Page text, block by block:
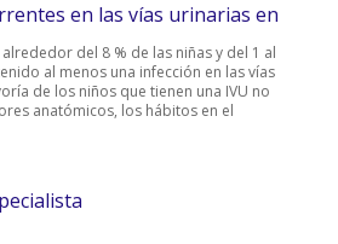
en las vías urinarias en
del 8 % de las niñas y del 1 al
al menos una infección en las vías
de los niños que tienen una IVU no
anatómicos, los hábitos en el